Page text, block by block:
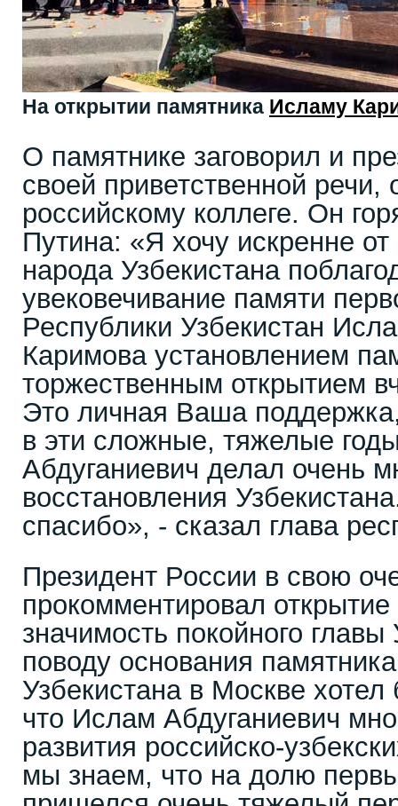
На открытии памятника Исламу
О памятнике заговорил и
своей приветственной
российскому коллеге. Он
Путина: «Я хочу искренне
народа Узбекистана
увековечивание памяти
Республики Узбекистан
Каримова установлением
торжественным открытием
Это личная Ваша
в эти сложные, тяжелые
Абдуганиевич делал очень
восстановления
спасибо», - сказал глава
Президент России в свою
прокомментировал
значимость покойного
поводу основания
Узбекистана в Москве
что Ислам Абдуганиевич
развития российско-
мы знаем, что на долю